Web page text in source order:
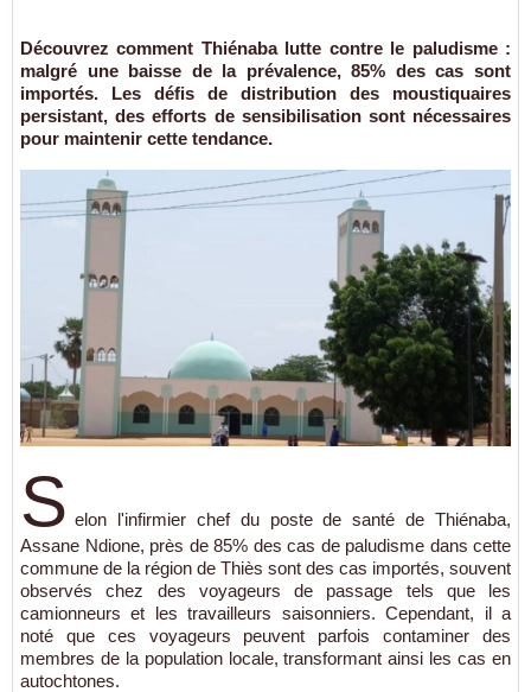
Découvrez comment Thiénaba lutte contre le paludisme :
malgré une baisse de la prévalence, 85% des cas sont
importés. Les défis de distribution des moustiquaires
persistant, des efforts de sensibilisation sont nécessaires
pour maintenir cette tendance.
S elon l'infirmier chef du poste de santé de Thiénaba,
Assane Ndione, près de 85% des cas de paludisme dans cette
commune de la région de Thiès sont des cas importés, souvent
observés chez des voyageurs de passage tels que les
camionneurs et les travailleurs saisonniers. Cependant, il a
noté que ces voyageurs peuvent parfois contaminer des
membres de la population locale, transformant ainsi les cas en
autochtones.